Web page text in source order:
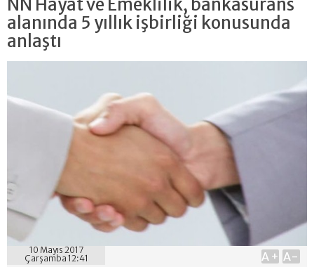
NN Hayat ve Emeklilik, bankasürans
alanında 5 yıllık işbirliği konusunda
anlaştı
10 Mayıs 2017
Çarşamba 12:41
A+ A-